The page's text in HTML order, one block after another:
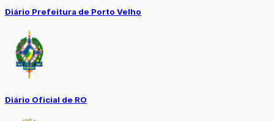
Diário Prefeitura de Porto Velho
Diário Oficial de RO